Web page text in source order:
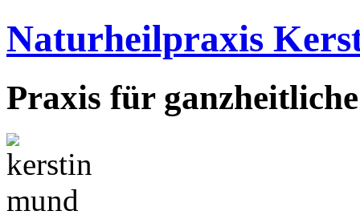
Naturheilpraxis
Praxis für